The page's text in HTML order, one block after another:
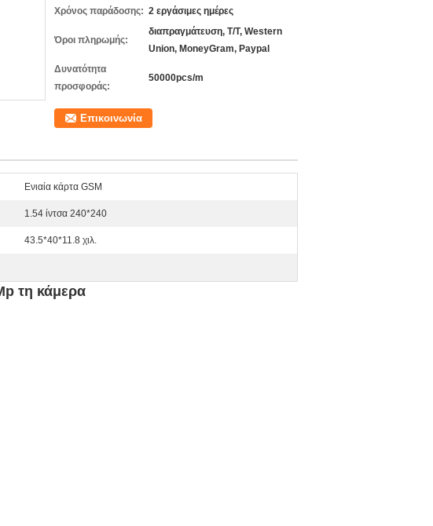
Χρόνος παράδοσης: 2 εργάσιμες ημέρες
Όροι πληρωμής:
διαπραγμάτευση, T/T, Western
Union, MoneyGram, Paypal
Δυνατότητα
προσφοράς:
50000pcs/m
Επικοινωνία
Ενιαία κάρτα GSM
1.54 ίντσα 240*240
43.5*40*11.8 χιλ.
τη κάμερα